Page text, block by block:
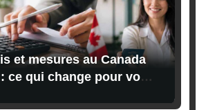
et mesures au Canada
ce qui change pour vos